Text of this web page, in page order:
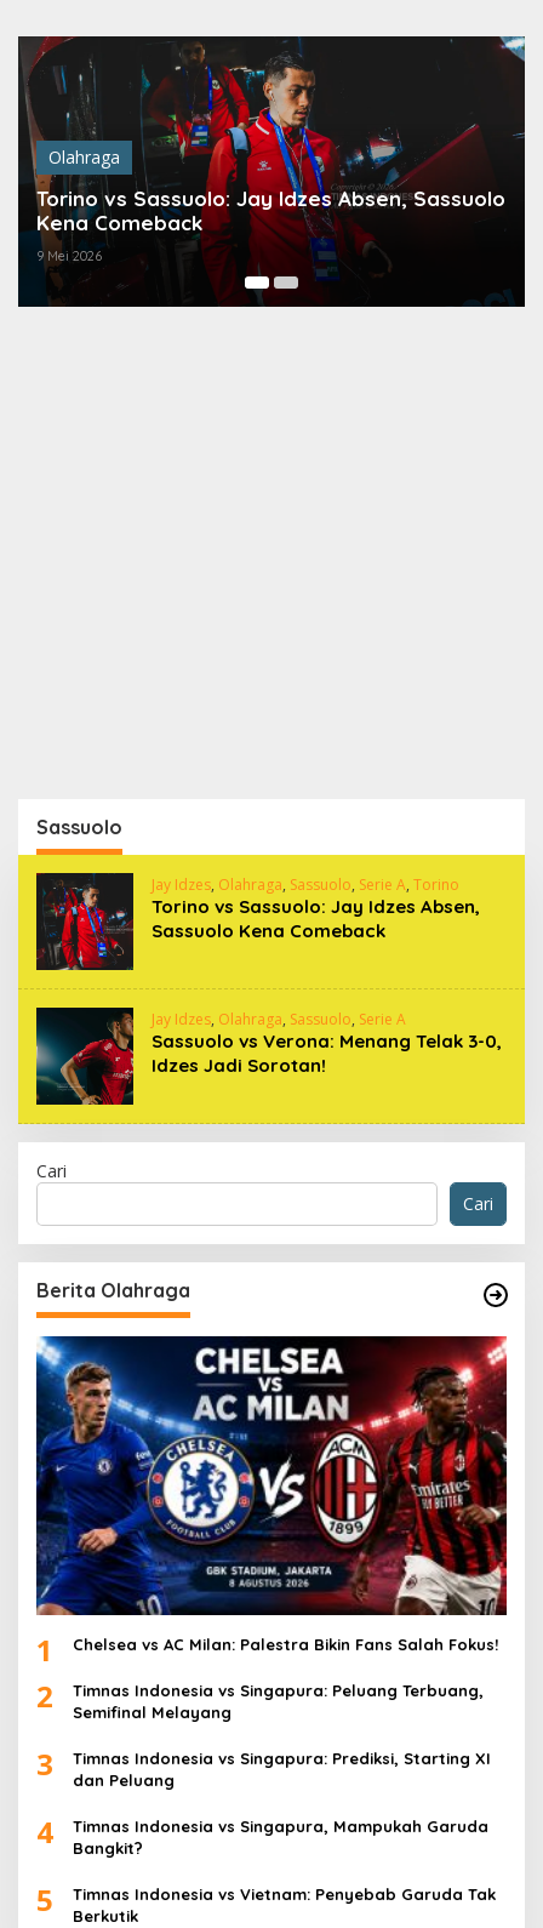
konten
Olahraga
Torino vs Sassuolo: Jay Idzes Absen, Sassuolo
Kena Comeback
9 Mei 2026
Sassuolo
Jay Idzes, Olahraga, Sassuolo, Serie A, Torino
Torino vs Sassuolo: Jay Idzes Absen,
Sassuolo Kena Comeback
Jay Idzes, Olahraga, Sassuolo, Serie A
Sassuolo vs Verona: Menang Telak 3-0,
Idzes Jadi Sorotan!
Cari
Cari
Berita Olahraga
1 Chelsea vs AC Milan: Palestra Bikin Fans Salah Fokus!
2
Timnas Indonesia vs Singapura: Peluang Terbuang,
Semifinal Melayang
3
Timnas Indonesia vs Singapura: Prediksi, Starting XI
dan Peluang
4
Timnas Indonesia vs Singapura, Mampukah Garuda
Bangkit?
5
Timnas Indonesia vs Vietnam: Penyebab Garuda Tak
Berkutik